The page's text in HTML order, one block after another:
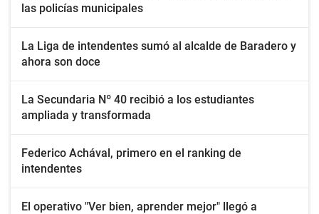
las policías municipales
La Liga de intendentes sumó al alcalde de Baradero y
ahora son doce
La Secundaria Nº 40 recibió a los estudiantes
ampliada y transformada
Federico Achával, primero en el ranking de
intendentes
El operativo "Ver bien, aprender mejor" llegó a